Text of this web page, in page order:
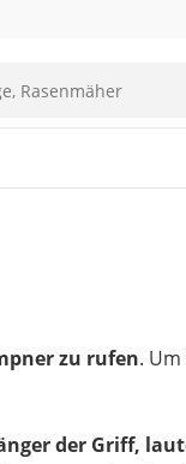
zu rufen.
der Griff,